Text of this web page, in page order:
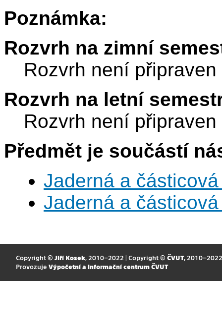
Poznámka:
Rozvrh na zimní
Rozvrh není připraven
Rozvrh na letní
Rozvrh není připraven
Předmět je součástí
Jaderná a
Jaderná a
Copyright © Jiří Kosek, 2010–2022 | Copyright © ČVUT, 2010–2022
Provozuje Výpočetní a informační centrum ČVUT